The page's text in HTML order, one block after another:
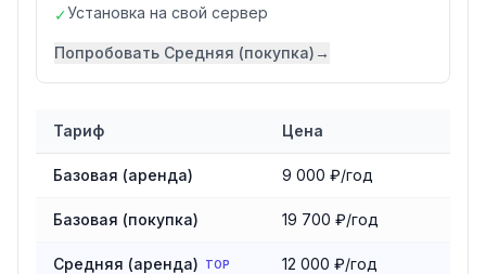
✓Установка на свой сервер
Попробовать Средняя (покупка)→
Тариф Цена
Базовая (аренда) 9 000 ₽/год
Базовая (покупка) 19 700 ₽/год
Средняя (аренда) TOP 12 000 ₽/год